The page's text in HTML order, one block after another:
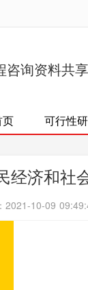
咨询资料共
页 可行性
经济和
2021-10-09